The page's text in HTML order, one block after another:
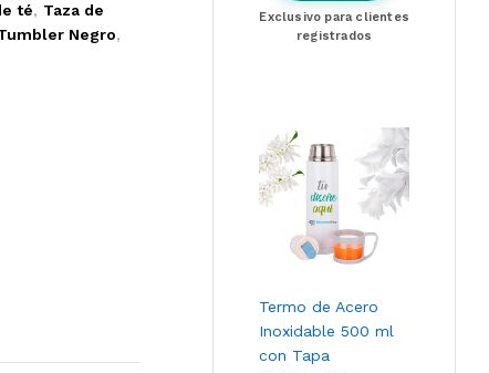
té, Taza de
Negro,
Exclusivo para clientes
registrados
Termo de Acero
Inoxidable 500 ml
con Tapa